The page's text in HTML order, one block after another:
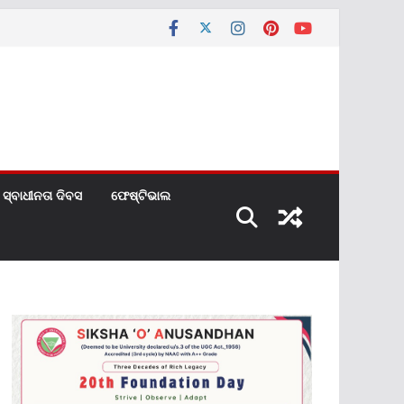
ସ୍ବାଧୀନତା ଦିବସ ଫେଷ୍ଟିଭାଲ